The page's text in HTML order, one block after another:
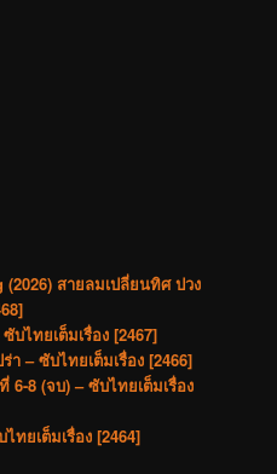
สายลมเปลี่ยนทิศ ปวง
บไทยเต็มเรื่อง [2467]
า – ซับไทยเต็มเรื่อง [2466]
6-8 (จบ) – ซับไทยเต็มเรื่อง
ทยเต็มเรื่อง [2464]